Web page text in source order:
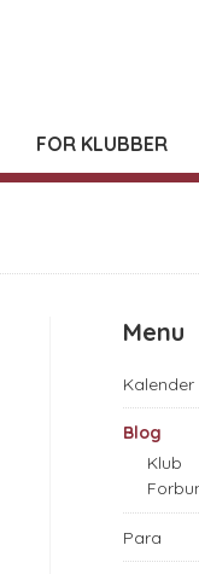
FOR KLUBBER
Menu
Kalender
Blog
Klub
Para